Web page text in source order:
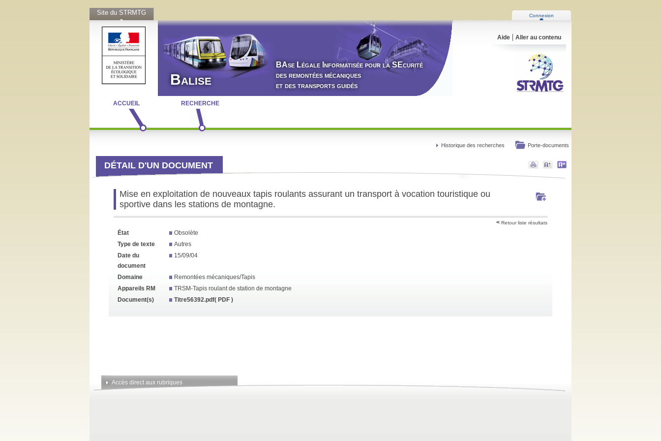
Site du STRMTG Connexion
Balise
BAse Légale Informatisée pour laSEcurité
des remontées mécaniques
et des transports guidés
Aide Aller au contenu
ACCUEIL RECHERCHE
Porte-documents
Historique des recherches
DÉTAIL D'UN DOCUMENT
Mise en exploitation de nouveaux tapis roulants assurant un transport à vocation touristique ou
sportive dans les stations de montagne.
Retour liste résultats
État
Obsolète
Type de texte
Autres
Date du
document
15/09/04
Domaine
Remontées mécaniques/Tapis
Appareils RM
TRSM-Tapis roulant de station de montagne
Document(s)
Titre56392.pdf( PDF )
Accès direct aux rubriques